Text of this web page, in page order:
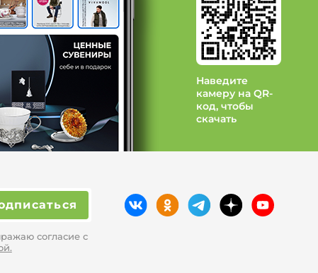
OSIYUN
PSLAB
Наведите
камеру на QR-
код, чтобы
скачать
согласие с